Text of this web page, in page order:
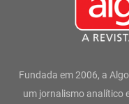
Fundada em 2006, a
um jornalismo analítico